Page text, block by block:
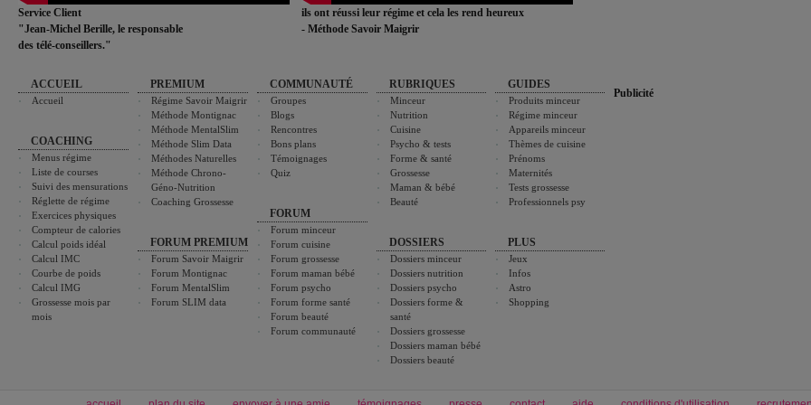
Service Client
"Jean-Michel Berille, le responsable
des télé-conseillers."
ils ont réussi leur régime et cela les rend heureux
- Méthode Savoir Maigrir
ACCUEIL
Accueil
COACHING
Menus régime
Liste de courses
Suivi des mensurations
Réglette de régime
Exercices physiques
Compteur de calories
Calcul poids idéal
Calcul IMC
Courbe de poids
Calcul IMG
Grossesse mois par
mois
PREMIUM
Régime Savoir Maigrir
Méthode Montignac
Méthode MentalSlim
Méthode Slim Data
Méthodes Naturelles
Méthode Chrono-
Géno-Nutrition
Coaching Grossesse
FORUM PREMIUM
Forum Savoir Maigrir
Forum Montignac
Forum MentalSlim
Forum SLIM data
COMMUNAUTÉ
Groupes
Blogs
Rencontres
Bons plans
Témoignages
Quiz
FORUM
Forum minceur
Forum cuisine
Forum grossesse
Forum maman bébé
Forum psycho
Forum forme santé
Forum beauté
Forum communauté
RUBRIQUES
Minceur
Nutrition
Cuisine
Psycho & tests
Forme & santé
Grossesse
Maman & bébé
Beauté
DOSSIERS
Dossiers minceur
Dossiers nutrition
Dossiers psycho
Dossiers forme &
santé
Dossiers grossesse
Dossiers maman bébé
Dossiers beauté
GUIDES
Produits minceur
Régime minceur
Appareils minceur
Thèmes de cuisine
Prénoms
Maternités
Tests grossesse
Professionnels psy
PLUS
Jeux
Infos
Astro
Shopping
Publicité